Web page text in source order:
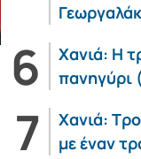
Χανιά: Η
πανηγύρι
Χανιά:
με έναν